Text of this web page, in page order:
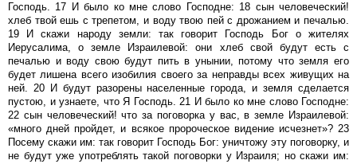
Господь. 17 И было ко мне слово Господне: 18 сын человеческий!
хлеб твой ешь с трепетом, и воду твою пей с дрожанием и печалью.
19 И скажи народу земли: так говорит Господь Бог о жителях
Иерусалима, о земле Израилевой: они хлеб свой будут есть с
печалью и воду свою будут пить в унынии, потому что земля его
будет лишена всего изобилия своего за неправды всех живущих на
ней. 20 И будут разорены населенные города, и земля сделается
пустою, и узнаете, что Я Господь. 21 И было ко мне слово Господне:
22 сын человеческий! что за поговорка у вас, в земле Израилевой:
«много дней пройдет, и всякое пророческое видение исчезнет»? 23
Посему скажи им: так говорит Господь Бог: уничтожу эту поговорку, и
не будут уже употреблять такой поговорки у Израиля; но скажи им: